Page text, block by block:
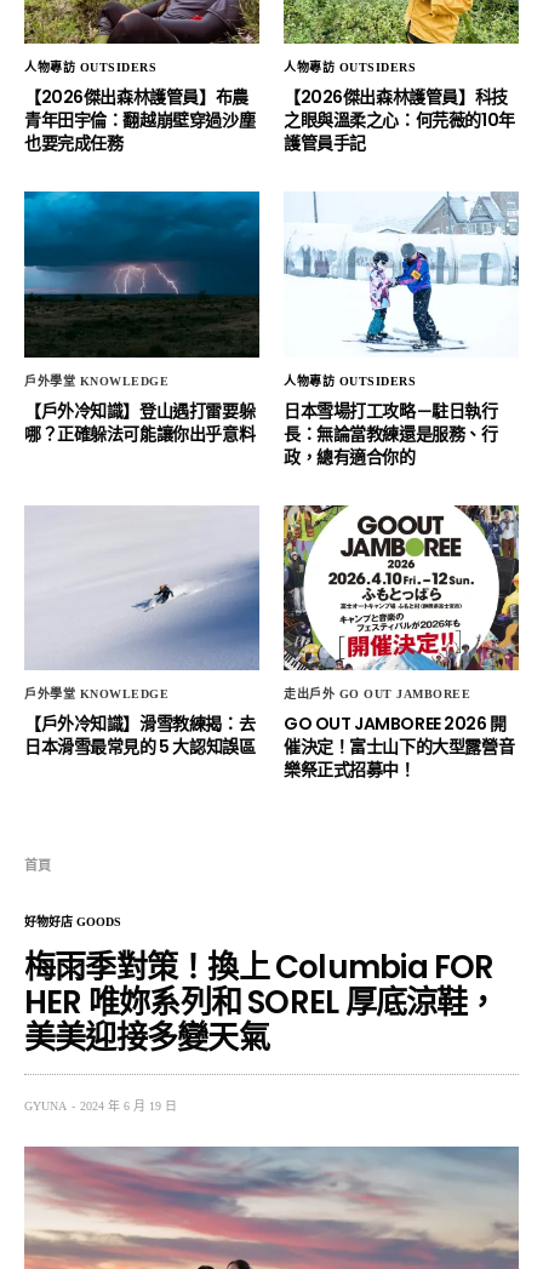
人物專訪 OUTSIDERS
【2026傑出森林護管員】布農
青年田宇倫：翻越崩壁穿過沙塵
也要完成任務
人物專訪 OUTSIDERS
【2026傑出森林護管員】科技
之眼與溫柔之心：何芫薇的10年
護管員手記
戶外學堂 KNOWLEDGE
【戶外冷知識】登山遇打雷要躲
哪？正確躲法可能讓你出乎意料
人物專訪 OUTSIDERS
日本雪場打工攻略－駐日執行
長：無論當教練還是服務、行
政，總有適合你的
戶外學堂 KNOWLEDGE
【戶外冷知識】滑雪教練揭：去
日本滑雪最常見的 5 大認知誤區
走出戶外 GO OUT JAMBOREE
GO OUT JAMBOREE 2026 開
催決定！富士山下的大型露營音
樂祭正式招募中！
首頁
好物好店 GOODS
梅雨季對策！換上 Columbia FOR
HER 唯妳系列和 SOREL 厚底涼鞋，
美美迎接多變天氣
GYUNA 2024 年 6 月 19 日